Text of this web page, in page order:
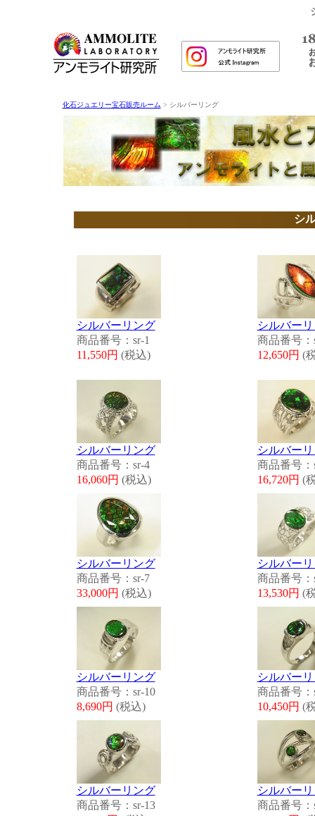
化石ジュエリー宝石販売ルーム > シルバーリング
シ
シルバーリング
商品番号：sr-1
11,550円 (税込)
シルバー
商品番号：
12,650円 (
シルバーリング
商品番号：sr-4
16,060円 (税込)
シルバー
商品番号：
16,720円 (
シルバーリング
商品番号：sr-7
33,000円 (税込)
シルバー
商品番号：
13,530円 (
シルバーリング
商品番号：sr-10
8,690円 (税込)
シルバー
商品番号：
10,450円 (
シルバーリング
商品番号：sr-13
シルバー
商品番号：